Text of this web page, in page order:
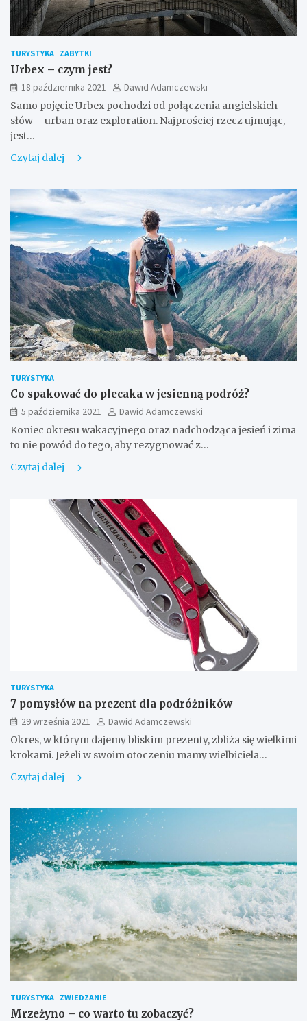
TURYSTYKA ZABYTKI
Urbex – czym jest?
18 października 2021
Dawid Adamczewski
Samo pojęcie Urbex pochodzi od połączenia angielskich
słów – urban oraz exploration. Najprościej rzecz ujmując,
jest…
Czytaj dalej
TURYSTYKA
Co spakować do plecaka w jesienną podróż?
5 października 2021
Dawid Adamczewski
Koniec okresu wakacyjnego oraz nadchodząca jesień i zima
to nie powód do tego, aby rezygnować z…
Czytaj dalej
TURYSTYKA
7 pomysłów na prezent dla podróżników
29 września 2021
Dawid Adamczewski
Okres, w którym dajemy bliskim prezenty, zbliża się wielkimi
krokami. Jeżeli w swoim otoczeniu mamy wielbiciela…
Czytaj dalej
TURYSTYKA ZWIEDZANIE
Mrzeżyno – co warto tu zobaczyć?